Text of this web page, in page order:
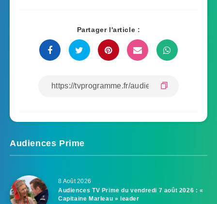
Partager l'article :
Audiences Prime
8 Août 2026
Audiences TV Prime du vendredi 7 août 2026 : «
Capitaine Marleau » leader